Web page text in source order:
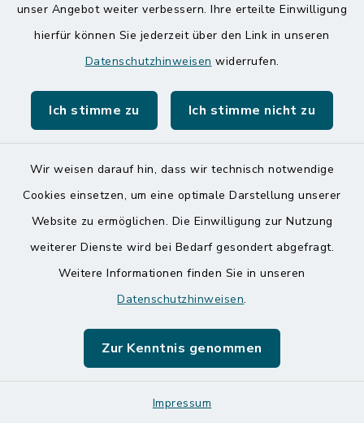
unser Angebot weiter verbessern. Ihre erteilte Einwilligung
hierfür können Sie jederzeit über den Link in unseren
Datenschutzhinweisen widerrufen.
Ich stimme zu Ich stimme nicht zu
Wir weisen darauf hin, dass wir technisch notwendige
Cookies einsetzen, um eine optimale Darstellung unserer
Website zu ermöglichen. Die Einwilligung zur Nutzung
weiterer Dienste wird bei Bedarf gesondert abgefragt.
Weitere Informationen finden Sie in unseren
Datenschutzhinweisen.
Zur Kenntnis genommen
Impressum
Café Küste
Zingelstraße 31, 25704
Meldorf
+49 4832 979 84 44
https://www.cafekueste.de/
Cajukas Welt
Zingelstraße 16, 25704
Meldorf
Kathrin Salzmann